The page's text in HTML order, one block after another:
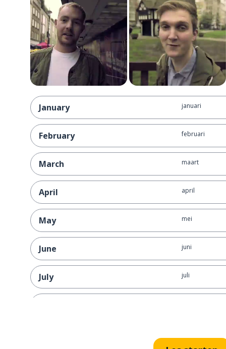
January januari
February februari
March maart
April april
May mei
June juni
July juli